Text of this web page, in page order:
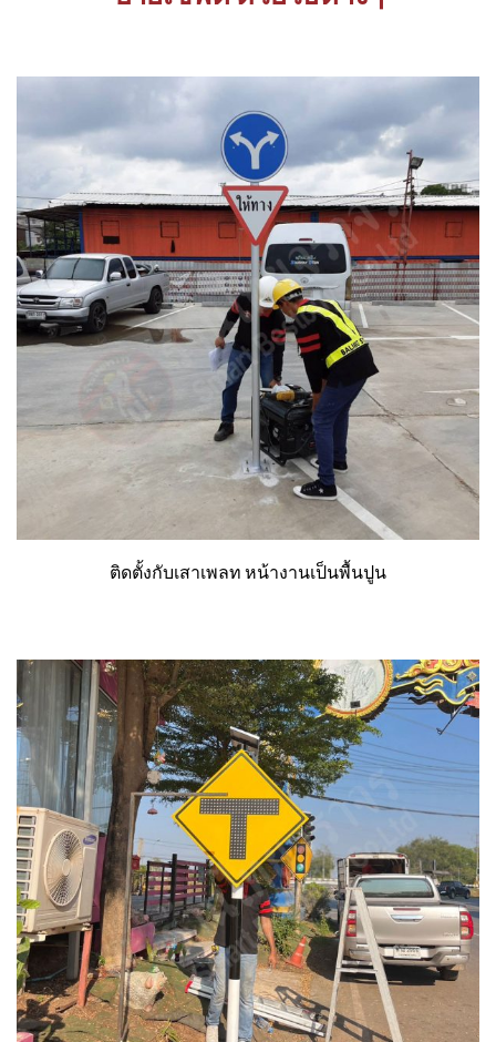
ติดตั้งกับเสาเพลท หน้างานเป็นพื้นปูน